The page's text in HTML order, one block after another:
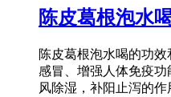
陈皮葛根泡水
陈皮葛根泡水喝的功
感冒、增强人体免疫
风除湿，补阳止泻的